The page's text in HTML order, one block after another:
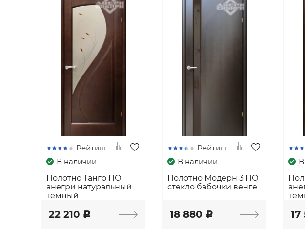
Рейтинг
В наличии
Полотно Танго ПО
анегри натуральный
темный
22 210 c
Рейтинг
В наличии
Полотно Модерн 3 ПО
стекло бабочки венге
18 880 c 17